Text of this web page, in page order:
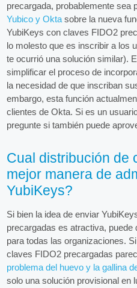
precargada, probablemente sea
Yubico y Okta sobre la nueva
YubiKeys con claves FIDO2
lo molesto que es inscribir a los
te ocurrió una solución similar).
simplificar el proceso de
la necesidad de que inscriban
embargo, esta función
clientes de Okta. Si es un
pregunte si también puede
Cual distribución de
mejor manera de
YubiKeys?
Si bien la idea de enviar
precargadas es atractiva, puede
para todas las organizaciones.
claves FIDO2 precargadas
problema del huevo y la gallina
solo una solución provisional en